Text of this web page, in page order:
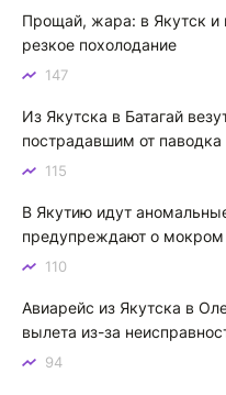
К
Котя злой
Зной в Сибири, тем
тем более говорить не
песнях поют…
Прощай, жара: в Якутск и
резкое похолодание
147
Из Якутска в Батагай
пострадавшим от паводка
115
В Якутию идут
предупреждают о мокром
110
Авиарейс из Якутска в
вылета из-за
94